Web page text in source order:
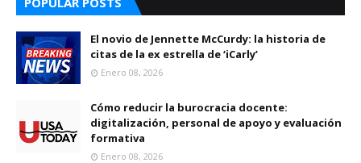
El novio de Jennette McCurdy: la historia de
citas de la ex estrella de ‘iCarly’
Enero 08, 2026
Cómo reducir la burocracia docente:
digitalización, personal de apoyo y evaluación
formativa
Enero 08, 2026